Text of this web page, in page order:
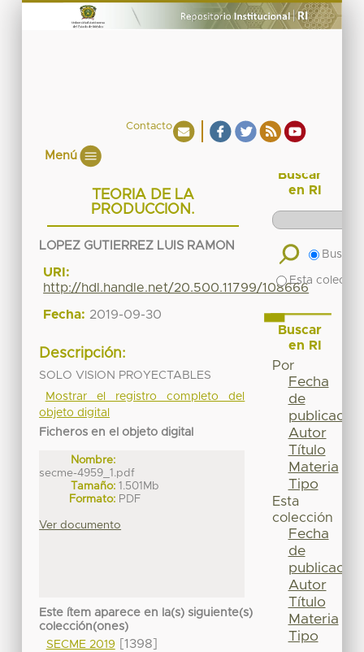
Contacto
Menú
TEORIA DE LA
PRODUCCION.
LOPEZ GUTIERREZ LUIS RAMON
URI:
http://hdl.handle.net/20.500.11799/108666
Fecha: 2019-09-30
Descripción:
SOLO VISION PROYECTABLES
Mostrar el registro completo del
objeto digital
Ficheros en el objeto digital
Nombre:
secme-4959_1.pdf
Tamaño: 1.501Mb
Formato: PDF
Ver documento
Este ítem aparece en la(s) siguiente(s)
colección(ones)
SECME 2019
[1398]
Buscar
en RI
Buscar
Esta
Buscar
en RI
Por
Fecha
de
publicación
Autor
Título
Materia
Tipo
Esta
colección
Fecha
de
publicación
Autor
Título
Materia
Tipo